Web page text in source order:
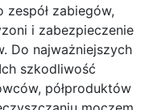
zespół zabiegów,
i zabezpieczenie
Do najważniejszych
szkodliwość
półproduktów